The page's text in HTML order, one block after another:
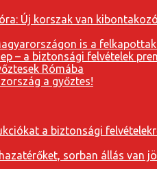
Új korszak van
is a
– a biztonsági felvételek
Rómába
a győztes!
a biztonsági
sorban állás van